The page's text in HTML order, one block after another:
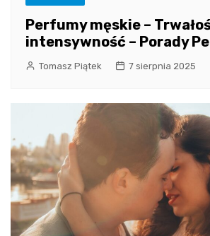
Perfumy męskie –
intensywność – Porady
Tomasz Piątek 7 sierpnia 2025